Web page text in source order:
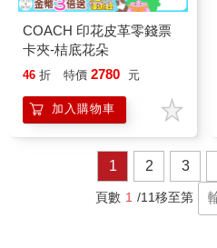
COACH 印花皮革零錢票
卡夾-桔底花朵
46 折 特價 2780 元
加入購物車
1 2 3
頁數 1 /11移至第